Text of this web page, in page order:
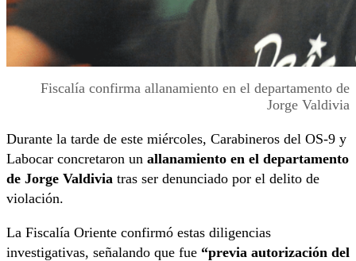
Fiscalía confirma allanamiento en el departamento de
Jorge Valdivia
Durante la tarde de este miércoles, Carabineros del OS-9 y
Labocar concretaron un allanamiento en el departamento
de Jorge Valdivia tras ser denunciado por el delito de
violación.
La Fiscalía Oriente confirmó estas diligencias
investigativas, señalando que fue “previa autorización del